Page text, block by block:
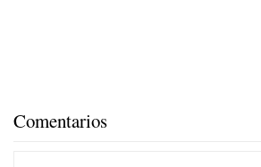
Comentarios